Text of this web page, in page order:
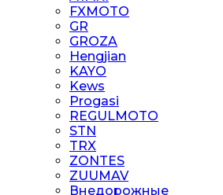
FXMOTO
GR
GROZA
Hengjian
KAYO
Kews
Progasi
REGULMOTO
STN
TRX
ZONTES
ZUUMAV
Внедорожные